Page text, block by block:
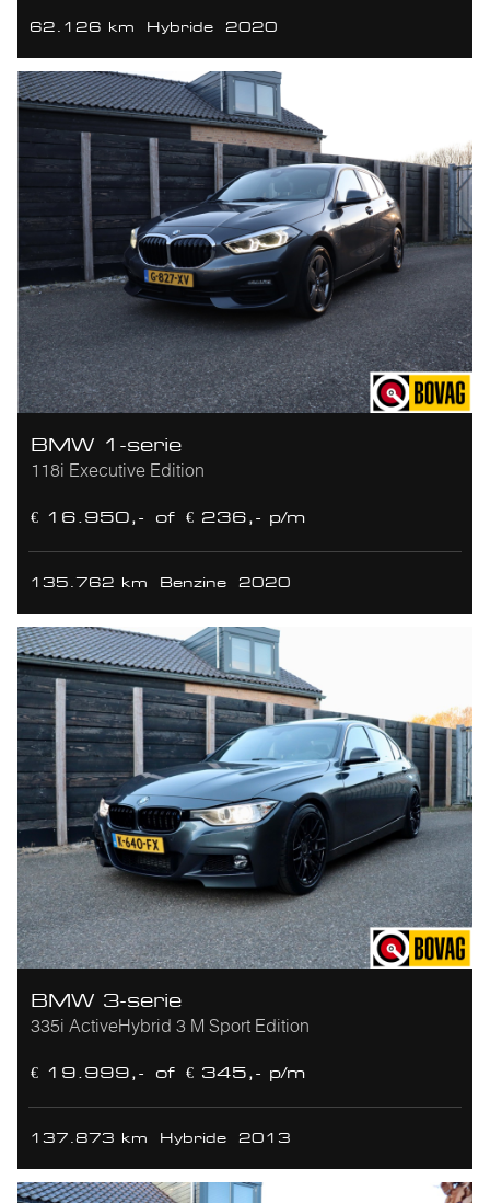
62.126 km Hybride 2020
BMW 1-serie
118i Executive Edition
€ 16.950,- of € 236,- p/m
135.762 km Benzine 2020
BMW 3-serie
335i ActiveHybrid 3 M Sport Edition
€ 19.999,- of € 345,- p/m
137.873 km Hybride 2013